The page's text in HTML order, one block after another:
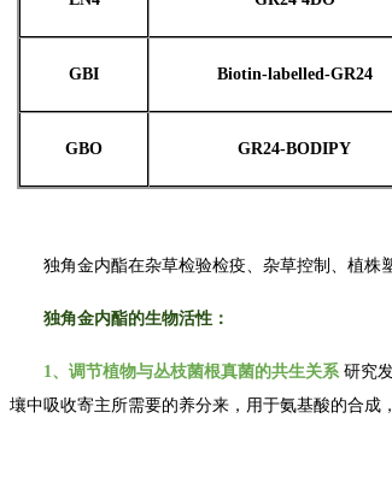
GBI Biotin-labelled-GR24
GBO GR24-BODIPY
独角金内酯在杂草检验检疫、杂草控制、植株
独角金内酯的生物活性：
1、调节植物与丛枝菌根真菌的共生关系 研究
壤中吸收寄主所需要的养分来，用于氨基酸的合成